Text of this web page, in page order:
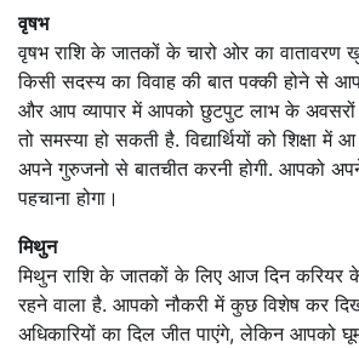
वृषभ
वृषभ राशि के जातकों के चारो ओर का वातावरण
किसी सदस्य का विवाह की बात पक्की होने से
और आप व्यापार में आपको छुटपुट लाभ के अवसरों
तो समस्या हो सकती है. विद्यार्थियों को शिक्षा
अपने गुरुजनो से बातचीत करनी होगी. आपको
पहचाना होगा।
मिथुन
मिथुन राशि के जातकों के लिए आज दिन करियर
रहने वाला है. आपको नौकरी में कुछ विशेष कर
अधिकारियों का दिल जीत पाएंगे, लेकिन आपको